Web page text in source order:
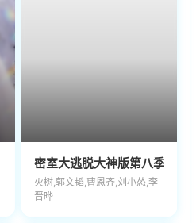
密室大逃脱大神版第八季
火树,郭文韬,曹恩齐,刘小怂,李
晋晔